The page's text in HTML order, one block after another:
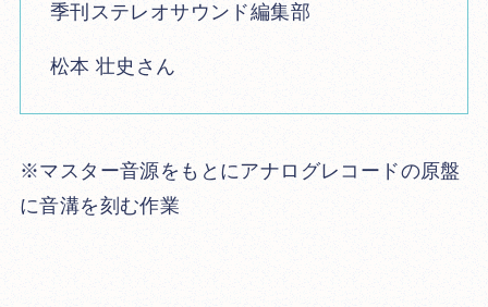
季刊ステレオサウンド編集部
松本 壮史さん
※マスター音源をもとにアナログレコードの原盤
に音溝を刻む作業